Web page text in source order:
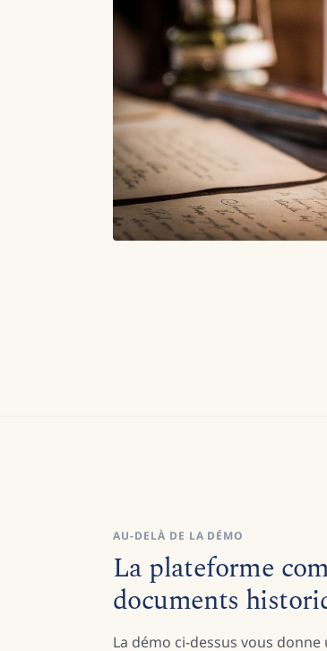
AU-DELÀ DE LA DÉMO
La plateforme
documents
La démo ci-dessus vous